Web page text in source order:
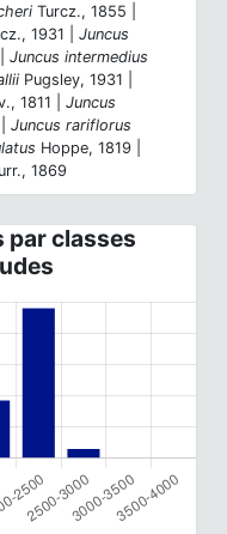
Turcz., 1855 |
1931 | Juncus
Juncus intermedius
Pugsley, 1931 |
1811 | Juncus
Juncus rariflorus
Hoppe, 1819 |
1869
par classes